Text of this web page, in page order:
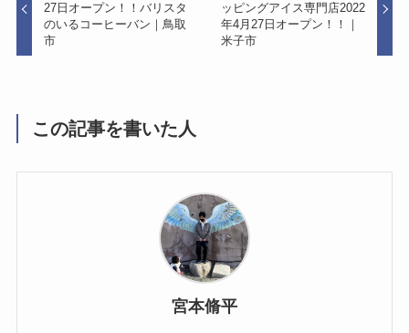
27日オープン！！バリスタ
のいるコーヒーバン｜鳥取
市
ッピングアイス専門店2022
年4月27日オープン！！｜
米子市
この記事を書いた人
宮本脩平